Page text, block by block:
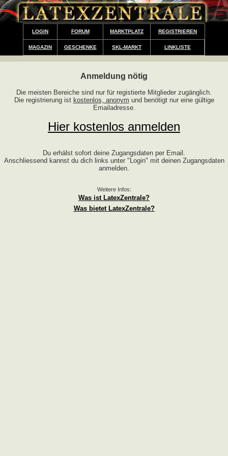
LOGIN FORUM MARKTPLATZ REGISTRIEREN
MAGAZIN GESCHENKE SKL-MARKT LINKLISTE
Anmeldung nötig
Die meisten Bereiche sind nur für registierte Mitglieder zugänglich.
Die registrierung ist kostenlos, anonym und benötigt nur eine gültige
Emailadresse.
Hier kostenlos anmelden
Du erhälst sofort deine Zugangsdaten per Email.
Anschliessend kannst du dich links unter "Login" mit deinen Zugangsdaten
anmelden.
Weitere Infos:
Was ist LatexZentrale?
Was bietet LatexZentrale?